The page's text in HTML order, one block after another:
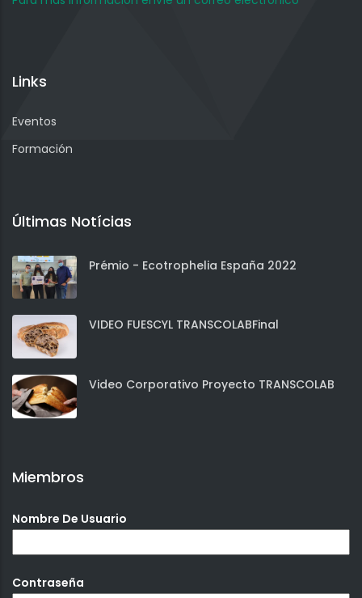
Links
Eventos
Formación
Últimas Notícias
Prémio - Ecotrophelia España 2022
VIDEO FUESCYL TRANSCOLABFinal
Video Corporativo Proyecto TRANSCOLAB
Miembros
Nombre De Usuario
Contraseña